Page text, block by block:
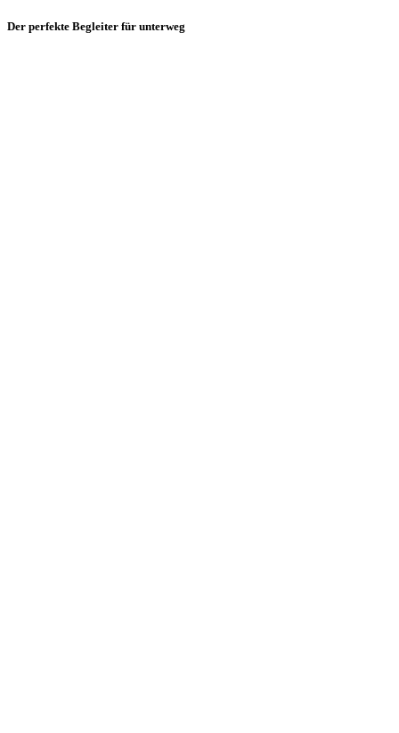
Der perfekte Begleiter für unterweg